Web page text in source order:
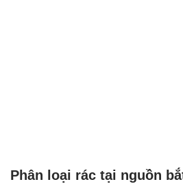
Phân loại rác tại nguồn